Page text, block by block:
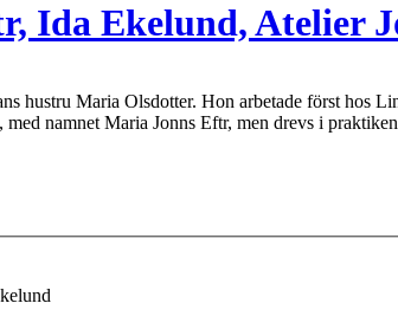
Ida Ekelund, Atelier
hustru Maria Olsdotter. Hon arbetade först hos
namnet Maria Jonns Eftr, men drevs i